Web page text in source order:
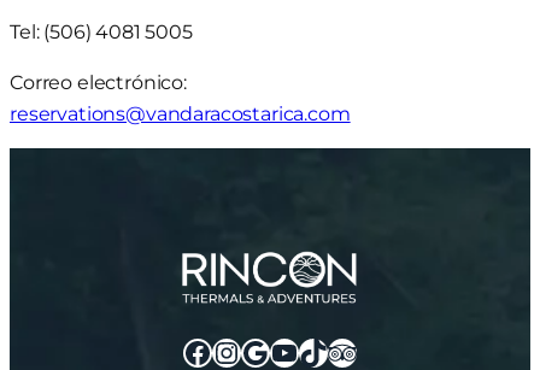
Tel: (506) 4081 5005
Correo electrónico:
reservations@vandaracostarica.com
Facebook
Instagram
Google
YouTube
TikTok
TripAdvisor